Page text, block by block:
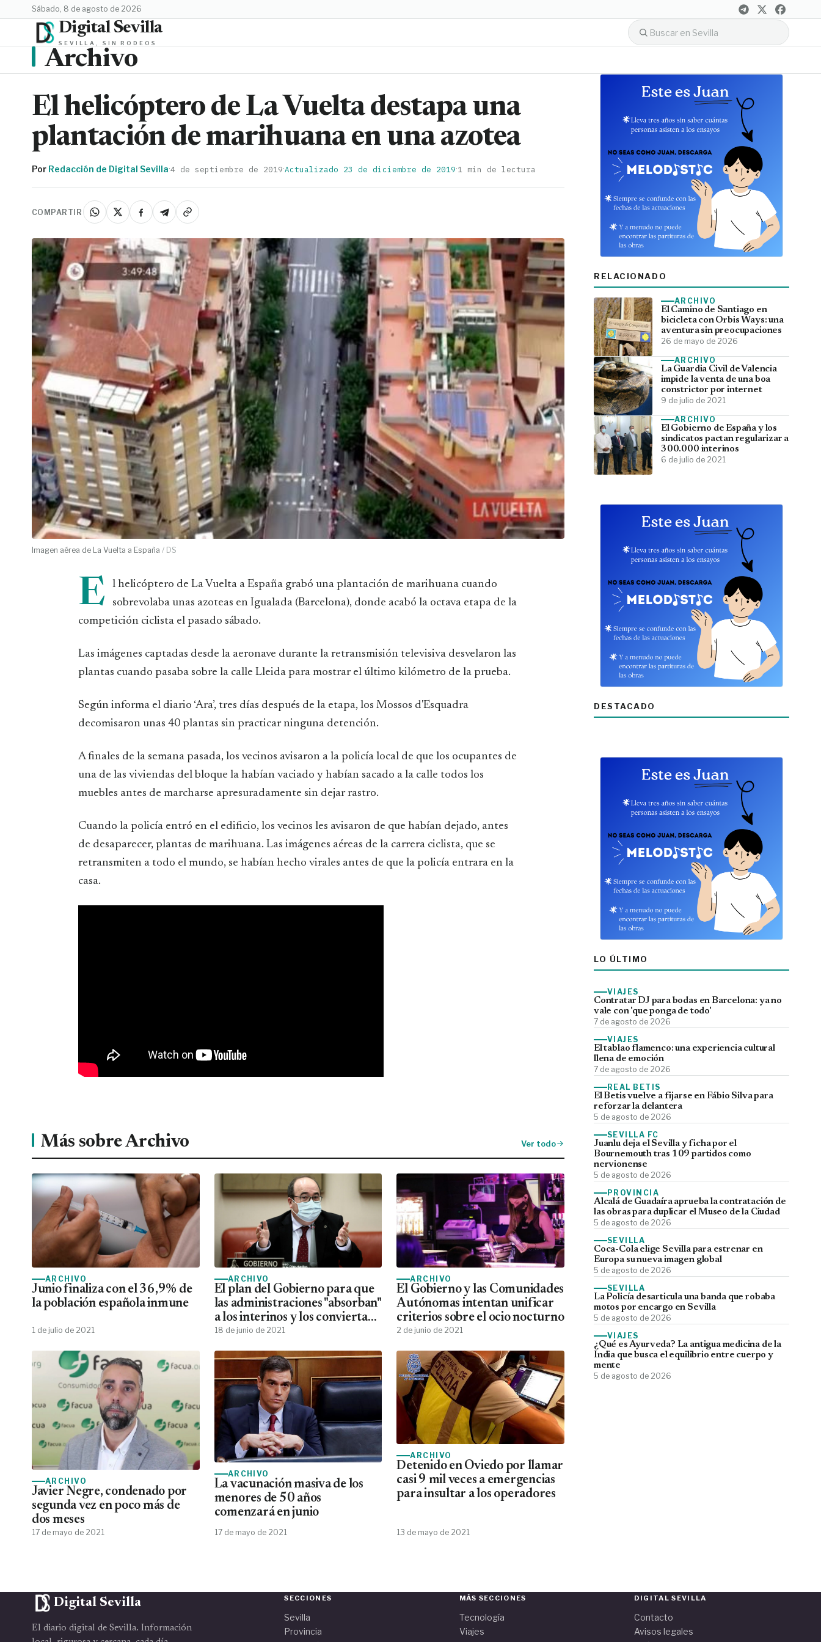
sábado, 8 de agosto de 2026
Digital Sevilla
SEVILLA, SIN RODEOS
Archivo
El helicóptero de La Vuelta destapa una
plantación de marihuana en una azotea
Por Redacción de Digital Sevilla·4 de septiembre de 2019·Actualizado 23 de diciembre de 2019·1 min de lectura
COMPARTIR
Imagen aérea de La Vuelta a España / DS
E
l helicóptero de La Vuelta a España grabó una plantación de marihuana cuando
sobrevolaba unas azoteas en Igualada (Barcelona), donde acabó la octava etapa de la
competición ciclista el pasado sábado.
Las imágenes captadas desde la aeronave durante la retransmisión televisiva desvelaron las
plantas cuando pasaba sobre la calle Lleida para mostrar el último kilómetro de la prueba.
Según informa el diario ‘Ara’, tres días después de la etapa, los Mossos d'Esquadra
decomisaron unas 40 plantas sin practicar ninguna detención.
A finales de la semana pasada, los vecinos avisaron a la policía local de que los ocupantes de
una de las viviendas del bloque la habían vaciado y habían sacado a la calle todos los
muebles antes de marcharse apresuradamente sin dejar rastro.
Cuando la policía entró en el edificio, los vecinos les avisaron de que habían dejado, antes
de desaparecer, plantas de marihuana. Las imágenes aéreas de la carrera ciclista, que se
retransmiten a todo el mundo, se habían hecho virales antes de que la policía entrara en la
casa.
Más sobre Archivo Ver todo
ARCHIVO
Junio finaliza con el 36,9% de
la población española inmune
1 de julio de 2021
ARCHIVO
El plan del Gobierno para que
las administraciones "absorban"
a los interinos y los conviertan
en fijos
18 de junio de 2021
ARCHIVO
El Gobierno y las Comunidades
Autónomas intentan unificar
criterios sobre el ocio nocturno
2 de junio de 2021
ARCHIVO
Javier Negre, condenado por
segunda vez en poco más de
dos meses
17 de mayo de 2021
ARCHIVO
La vacunación masiva de los
menores de 50 años
comenzará en junio
17 de mayo de 2021
ARCHIVO
Detenido en Oviedo por llamar
casi 9 mil veces a emergencias
para insultar a los operadores
13 de mayo de 2021
RELACIONADO
ARCHIVO
El Camino de Santiago en
bicicleta con Orbis Ways: una
aventura sin preocupaciones
26 de mayo de 2026
ARCHIVO
La Guardia Civil de Valencia
impide la venta de una boa
constrictor por internet
9 de julio de 2021
ARCHIVO
El Gobierno de España y los
sindicatos pactan regularizar a
300.000 interinos
6 de julio de 2021
DESTACADO
LO ÚLTIMO
VIAJES
Contratar DJ para bodas en Barcelona: ya no
vale con 'que ponga de todo'
7 de agosto de 2026
VIAJES
El tablao flamenco: una experiencia cultural
llena de emoción
7 de agosto de 2026
REAL BETIS
El Betis vuelve a fijarse en Fábio Silva para
reforzar la delantera
5 de agosto de 2026
SEVILLA FC
Juanlu deja el Sevilla y ficha por el
Bournemouth tras 109 partidos como
nervionense
5 de agosto de 2026
PROVINCIA
Alcalá de Guadaíra aprueba la contratación de
las obras para duplicar el Museo de la Ciudad
5 de agosto de 2026
SEVILLA
Coca-Cola elige Sevilla para estrenar en
Europa su nueva imagen global
5 de agosto de 2026
SEVILLA
La Policía desarticula una banda que robaba
motos por encargo en Sevilla
5 de agosto de 2026
VIAJES
¿Qué es Ayurveda? La antigua medicina de la
India que busca el equilibrio entre cuerpo y
mente
5 de agosto de 2026
Digital Sevilla
El diario digital de Sevilla. Información
SECCIONES
Sevilla
Provincia
MÁS SECCIONES
Tecnología
Viajes
DIGITAL SEVILLA
Contacto
Avisos legales